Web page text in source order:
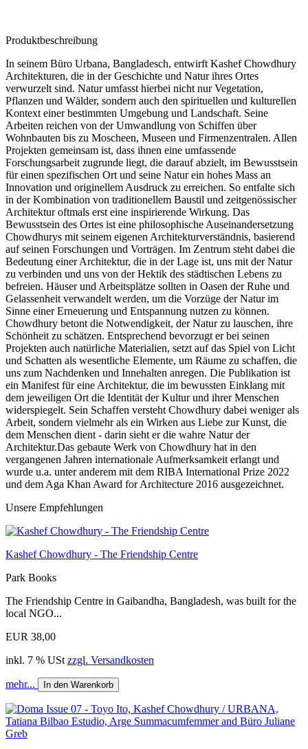
Produktbeschreibung
In seinem Büro Urbana, Bangladesch, entwirft Kashef Chowdhury
Architekturen, die in der Geschichte und Natur ihres Ortes
verwurzelt sind. Natur umfasst hierbei nicht nur Vegetation,
Pflanzen und Wälder, sondern auch den spirituellen und kulturellen
Kontext einer bestimmten Umgebung und Landschaft. Seine
Arbeiten reichen von der Umwandlung von Schiffen über
Wohnbauten bis zu Moscheen, Museen und Firmenzentralen. Allen
Projekten gemeinsam ist, dass ihnen eine umfassende
Forschungsarbeit zugrunde liegt, die darauf abzielt, im Bewusstsein
für einen spezifischen Ort und seine Natur ein hohes Mass an
Innovation und originellem Ausdruck zu erreichen. So entfalte sich
in der Kombination von traditionellem Baustil und zeitgenössischer
Architektur oftmals erst eine inspirierende Wirkung. Das
Bewusstsein des Ortes ist eine philosophische Auseinandersetzung
Chowdhurys mit seinem eigenen Architekturverständnis, basierend
auf seinen Forschungen und Vorträgen. Im Zentrum steht dabei die
Bedeutung einer Architektur, die in der Lage ist, uns mit der Natur
zu verbinden und uns von der Hektik des städtischen Lebens zu
befreien. Häuser und Arbeitsplätze sollten in Oasen der Ruhe und
Gelassenheit verwandelt werden, um die Vorzüge der Natur im
Sinne einer Erneuerung und Entspannung nutzen zu können.
Chowdhury betont die Notwendigkeit, der Natur zu lauschen, ihre
Schönheit zu schätzen. Entsprechend bevorzugt er bei seinen
Projekten auch natürliche Materialien, setzt auf das Spiel von Licht
und Schatten als wesentliche Elemente, um Räume zu schaffen, die
uns zum Nachdenken und Innehalten anregen. Die Publikation ist
ein Manifest für eine Architektur, die im bewussten Einklang mit
dem jeweiligen Ort die Identität der Kultur und ihrer Menschen
widerspiegelt. Sein Schaffen versteht Chowdhury dabei weniger als
Arbeit, sondern vielmehr als ein Wirken aus Liebe zur Kunst, die
dem Menschen dient - darin sieht er die wahre Natur der
Architektur.Das gebaute Werk von Chowdhury hat in den
vergangenen Jahren internationale Aufmerksamkeit erlangt und
wurde u.a. unter anderem mit dem RIBA International Prize 2022
und dem Aga Khan Award for Architecture 2016 ausgezeichnet.
Unsere Empfehlungen
Kashef Chowdhury - The Friendship Centre
Park Books
The Friendship Centre in Gaibandha, Bangladesh, was built for the
local NGO...
EUR 38,00
inkl. 7 % USt zzgl. Versandkosten
mehr... In den Warenkorb